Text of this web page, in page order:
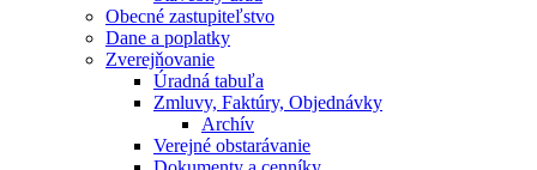
Obecné zastupiteľstvo
Dane a poplatky
Zverejňovanie
Úradná tabuľa
Zmluvy, Faktúry, Objednávky
Archív
Verejné obstarávanie